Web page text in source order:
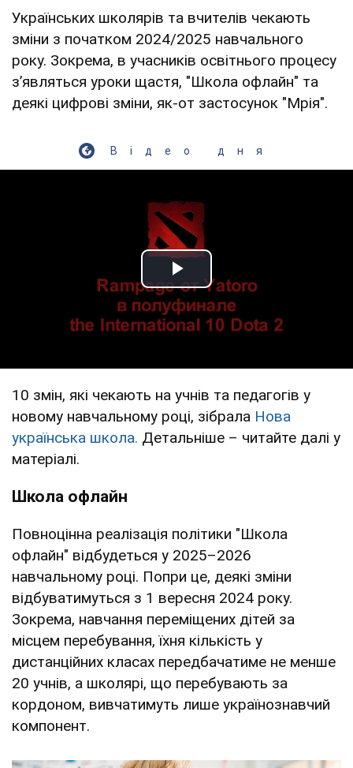
Українських школярів та вчителів чекають
зміни з початком 2024/2025 навчального
року. Зокрема, в учасників освітнього процесу
зʼявляться уроки щастя, "Школа офлайн" та
деякі цифрові зміни, як-от застосунок "Мрія".
Відео дня
Play Video
10 змін, які чекають на учнів та педагогів у
новому навчальному році, зібрала Нова
українська школа. Детальніше – читайте далі у
матеріалі.
Школа офлайн
Повноцінна реалізація політики "Школа
офлайн" відбудеться у 2025–2026
навчальному році. Попри це, деякі зміни
відбуватимуться з 1 вересня 2024 року.
Зокрема, навчання переміщених дітей за
місцем перебування, їхня кількість у
дистанційних класах передбачатиме не менше
20 учнів, а школярі, що перебувають за
кордоном, вивчатимуть лише українознавчий
компонент.